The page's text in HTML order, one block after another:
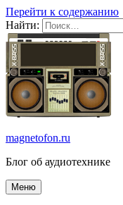
Перейти к содержанию
Найти:
magnetofon.ru
Блог об аудиотехнике
Меню